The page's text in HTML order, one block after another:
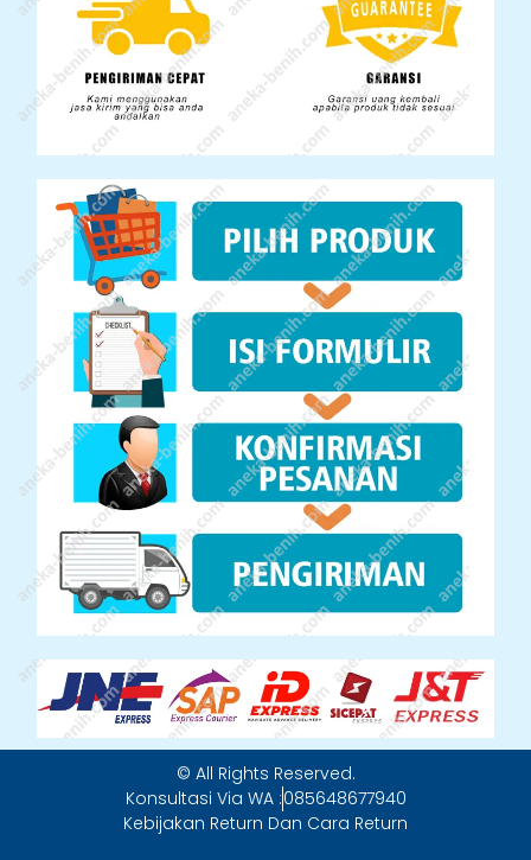
© All Rights Reserved.
Konsultasi Via WA :085648677940
Kebijakan Return Dan Cara Return